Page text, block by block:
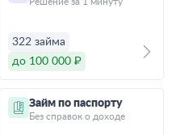
322 займа
до 100 000 ₽
Займ по паспорту
Без справок о доходе